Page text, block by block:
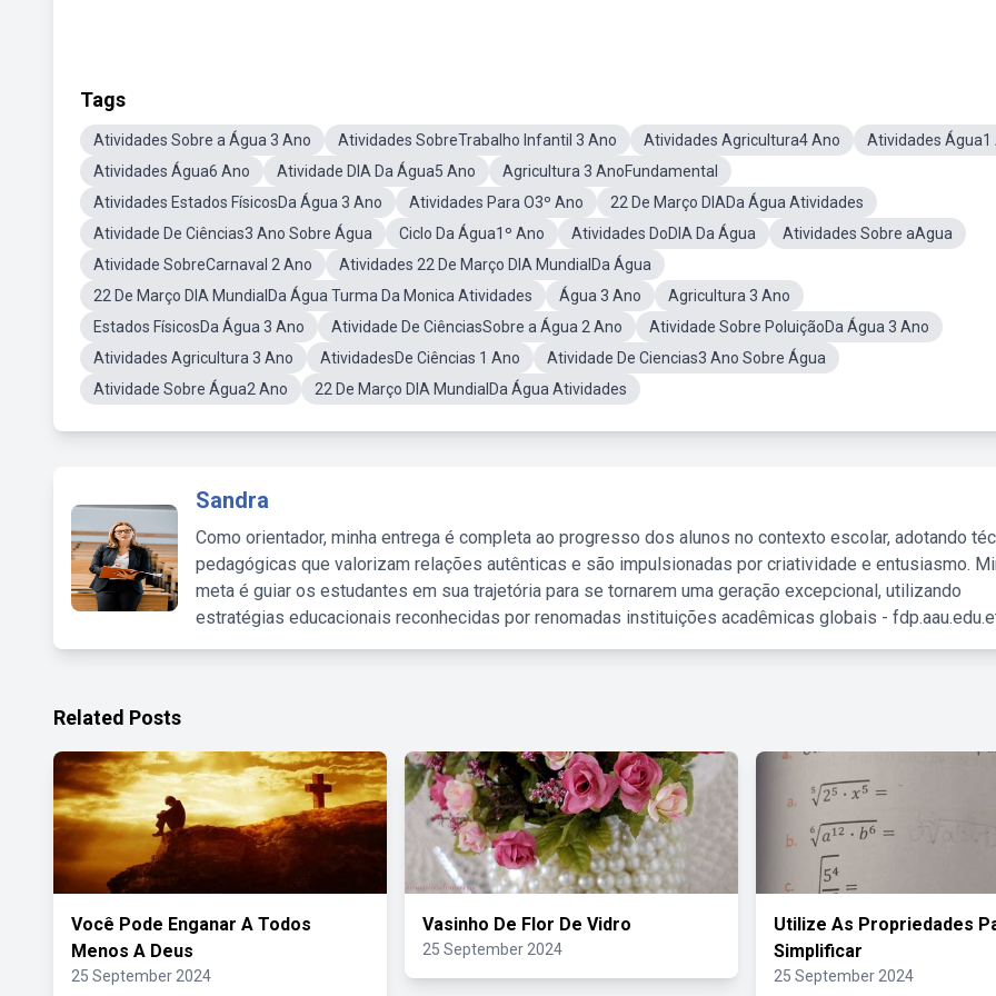
Tags
Atividades Sobre a Água 3 Ano Atividades SobreTrabalho Infantil 3 Ano Atividades Agricultura4 Ano
Atividades Água1
Atividades Água6 Ano
Atividade DIA Da Água5 Ano
Agricultura 3 AnoFundamental
Atividades Estados FísicosDa Água 3 Ano
Atividades Para O3º Ano
22 De Março DIADa Água Atividades
Atividade De Ciências3 Ano Sobre Água
Ciclo Da Água1º Ano Atividades DoDIA Da Água
Atividades Sobre aAgua
Atividade SobreCarnaval 2 Ano
Atividades 22 De Março DIA MundialDa Água
22 De Março DIA MundialDa Água Turma Da Monica Atividades
Água 3 Ano
Agricultura 3 Ano
Estados FísicosDa Água 3 Ano
Atividade De CiênciasSobre a Água 2 Ano
Atividade Sobre PoluiçãoDa Água 3 Ano
Atividades Agricultura 3 Ano
AtividadesDe Ciências 1 Ano
Atividade De Ciencias3 Ano Sobre Água
Atividade Sobre Água2 Ano
22 De Março DIA MundialDa Água Atividades
Sandra
Como orientador, minha entrega é completa ao progresso dos alunos no contexto escolar, adotando
pedagógicas que valorizam relações autênticas e são impulsionadas por criatividade e entusiasmo.
meta é guiar os estudantes em sua trajetória para se tornarem uma geração excepcional, utilizando
estratégias educacionais reconhecidas por renomadas instituições acadêmicas globais -
Related Posts
Você Pode Enganar A Todos
Menos A Deus
25 September 2024
Vasinho De Flor De Vidro
25 September 2024
Utilize As Propriedades
Simplificar
25 September 2024